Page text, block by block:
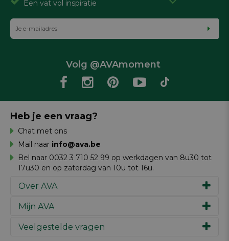
Een vat vol inspiratie
Volg @AVAmoment
Over AVA
Ons verhaal
Werken bij AVA
Mijn AVA
Inspiratie
Veelgestelde vragen
Heb je een vraag?
Chat met ons
Mail naar info@ava.be
Bel naar 0032 3 710 52 99 op werkdagen van 8u30 tot
17u30 en op zaterdag van 10u tot 16u.